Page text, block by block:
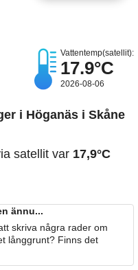
Vattentemp(satellit):
17.9°C
2026-08-06
i Höganäs i Skåne
satellit var 17,9°C
ännu...
skriva några rader om
långgrunt? Finns det